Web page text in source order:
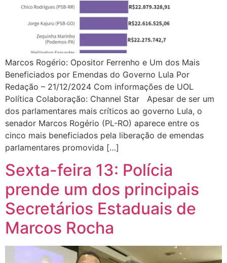
Marcos Rogério: Opositor Ferrenho e Um dos Mais
Beneficiados por Emendas do Governo Lula Por
Redação – 21/12/2024 Com informações de UOL
Política Colaboração: Channel Star Apesar de ser um
dos parlamentares mais críticos ao governo Lula, o
senador Marcos Rogério (PL-RO) aparece entre os
cinco mais beneficiados pela liberação de emendas
parlamentares promovida […]
Sexta-feira 13: Polícia
prende um dos principais
Secretários Estaduais de
Marcos Rocha